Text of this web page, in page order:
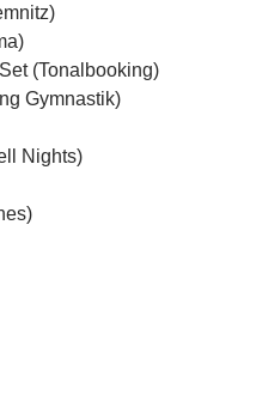
(Tonalbooking)
Gymnastik)
Nights)